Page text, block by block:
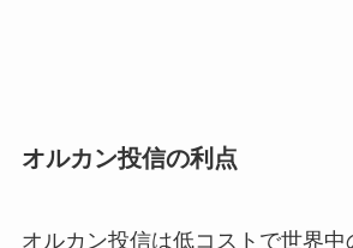
オルカン投信の利点
オルカン投信は低コストで世界中